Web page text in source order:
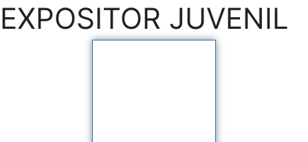
EXPOSITOR JUVENIL